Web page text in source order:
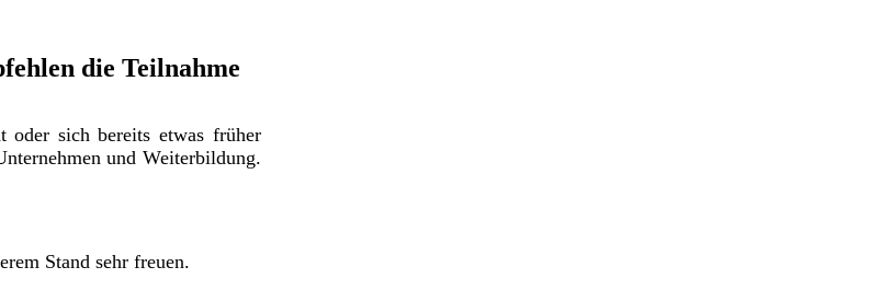
die Teilnahme
oder sich bereits etwas früher
und Weiterbildung.
Stand sehr freuen.